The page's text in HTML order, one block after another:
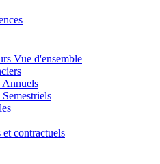
Vue d'ensemble
Annuels
contractuels